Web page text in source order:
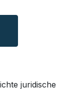
juridische